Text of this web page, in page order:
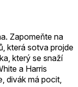
Zapomeňte na
která sotva projde
který se snaží
a Harris
divák má pocit,